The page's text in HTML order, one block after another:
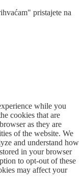
pristajete na
while you
cookies that are
as they are
of the website. We
and understand how
in your browser
to opt-out of these
may affect your